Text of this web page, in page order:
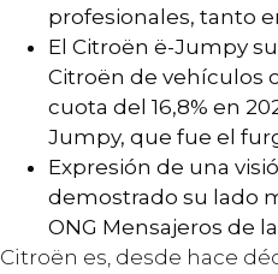
profesionales, tanto
El Citroën ë-Jumpy
Citroën de vehículos
cuota del 16,8% en
Jumpy, que fue el
Expresión de una
demostrado su lado
ONG Mensajeros de la
Citroën es, desde hace